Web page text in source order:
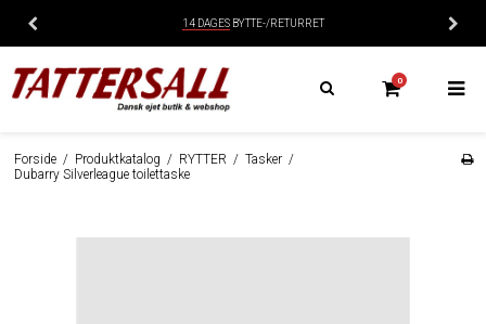
1-2 HVERDAGE
0
Forside / Produktkatalog / RYTTER / Tasker /
Dubarry Silverleague toilettaske